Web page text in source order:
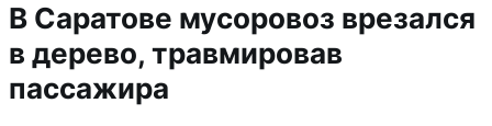
В Саратове мусоровоз врезался
в дерево, травмировав
пассажира